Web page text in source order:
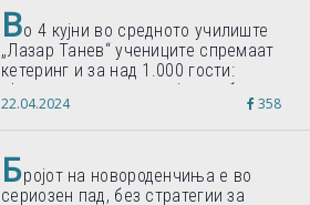
Во 4 кујни во средното училиште
„Лазар Танев“ учениците спремаат
кетеринг и за над 1.000 гости:
„Формиравме компанија и работиме
по светски стандарди“
22.04.2024 358
Бројот на новороденчиња е во
сериозен пад, без стратегии за